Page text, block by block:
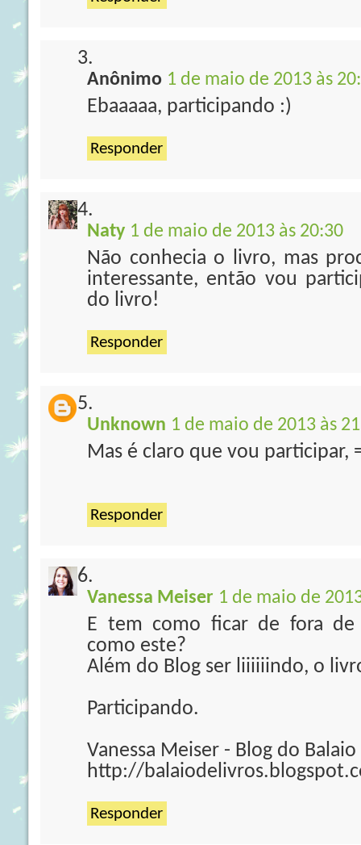
Anônimo 1 de maio de 2013 às
Ebaaaaa, participando :)
Responder
Naty 1 de maio de 2013 às 20:30
Não conhecia o livro, mas
interessante, então vou
do livro!
Responder
Unknown 1 de maio de 2013 às
Mas é claro que vou participar,
Responder
Vanessa Meiser 1 de maio de
E tem como ficar de fora de
como este?
Além do Blog ser liiiiiindo, o
Participando.
Vanessa Meiser - Blog do Balaio
http://
Responder